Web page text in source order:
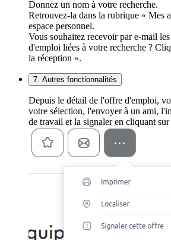
Donnez un nom à votre recherche.
Retrouvez-la dans la rubrique « Mes
espace personnel.
Vous souhaitez recevoir par e-mail
d'emploi liées à votre recherche ?
la réception ».
7. Autres fonctionnalités
Depuis le détail de l'offre d'emploi,
votre sélection, l'envoyer à un ami,
de travail et la signaler en cliquant sur